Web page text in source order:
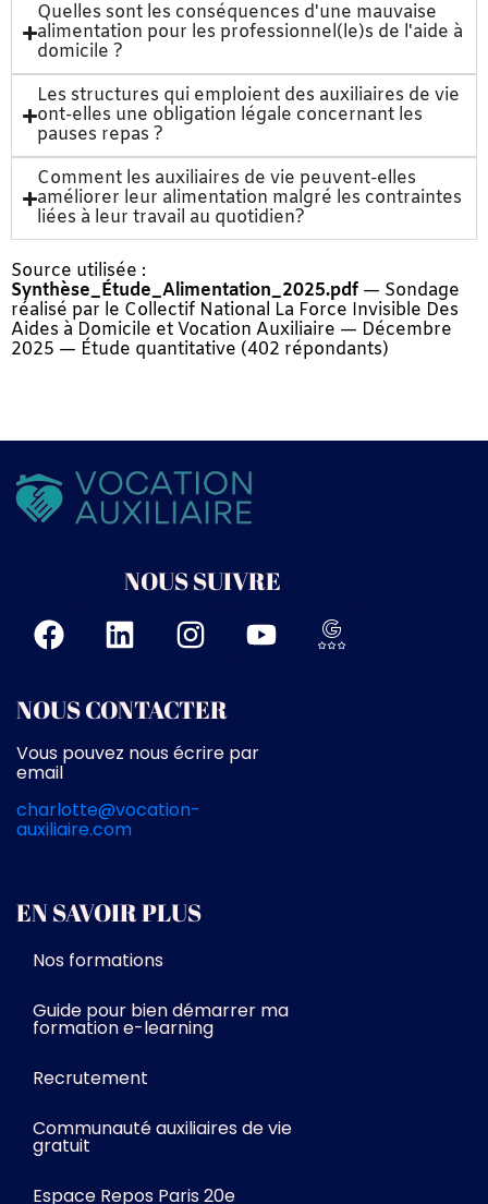
Quelles sont les conséquences d'une mauvaise
alimentation pour les professionnel(le)s de l'aide à
domicile ?
Les structures qui emploient des auxiliaires de vie
ont-elles une obligation légale concernant les
pauses repas ?
Comment les auxiliaires de vie peuvent-elles
améliorer leur alimentation malgré les contraintes
liées à leur travail au quotidien?
Source utilisée :
Synthèse_Étude_Alimentation_2025.pdf — Sondage
réalisé par le Collectif National La Force Invisible Des
Aides à Domicile et Vocation Auxiliaire — Décembre
2025 — Étude quantitative (402 répondants)
NOUS SUIVRE
NOUS CONTACTER
Vous pouvez nous écrire par
email
charlotte@vocation-
auxiliaire.com
EN SAVOIR PLUS
Nos formations
Guide pour bien démarrer ma
formation e-learning
Recrutement
Communauté auxiliaires de vie
gratuit
Espace Repos Paris 20e